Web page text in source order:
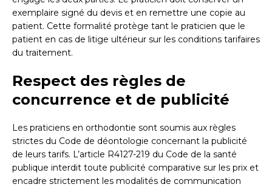
exemplaire signé du devis et en remettre une copie au
patient. Cette formalité protège tant le praticien que le
patient en cas de litige ultérieur sur les conditions tarifaires
du traitement.
Respect des règles de
concurrence et de publicité
Les praticiens en orthodontie sont soumis aux règles
strictes du Code de déontologie concernant la publicité
de leurs tarifs. L’article R4127-219 du Code de la santé
publique interdit toute publicité comparative sur les prix et
encadre strictement les modalités de communication